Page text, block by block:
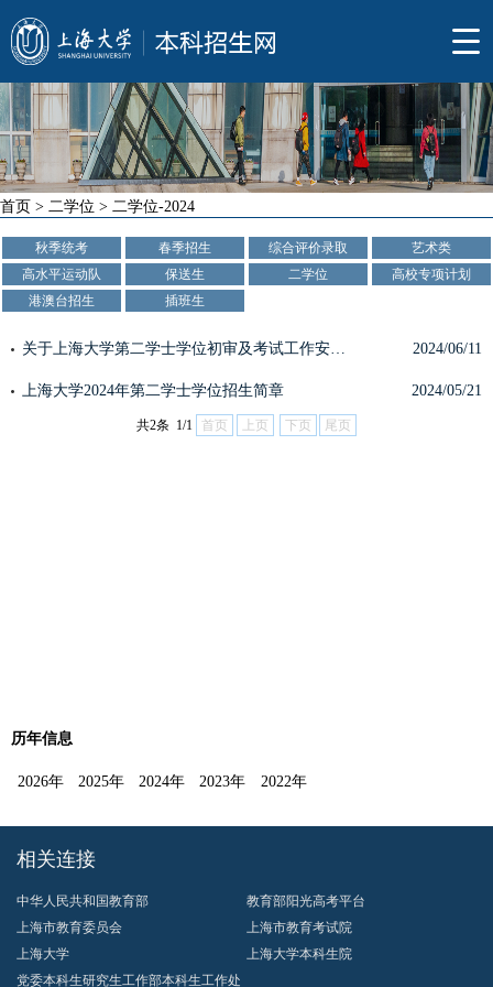
首页 > 二学位 > 二学位-2024
秋季统考 春季招生 综合评价录取
艺术类
高水平运动队
保送生 二学位
高校专项计划
港澳台招生
插班生
关于上海大学第二学士学位初审及考试工作安排的公告 2024/06/11
上海大学2024年第二学士学位招生简章 2024/05/21
共2条 1/1 首页 上页 下页 尾页
历年信息
2026年 2025年 2024年 2023年 2022年
相关连接
中华人民共和国教育部
教育部阳光高考平台
上海市教育委员会
上海市教育考试院
上海大学
上海大学本科生院
党委本科生研究生工作部本科生工作处